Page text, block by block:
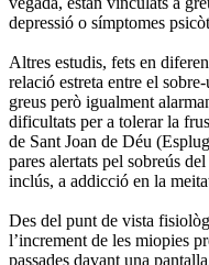
depressió o símptomes
Altres estudis, fets en
relació estreta entre el
greus però igualment
dificultats per a tolerar la
de Sant Joan de Déu
pares alertats pel sobreús
inclús, a addicció en la
Des del punt de vista
l’increment de les miopies
passades davant una